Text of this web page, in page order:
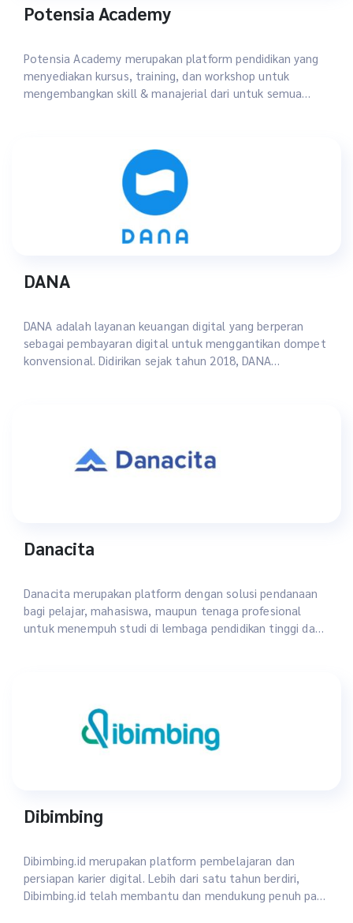
Potensia Academy
Potensia Academy merupakan platform pendidikan yang
menyediakan kursus, training, dan workshop untuk
mengembangkan skill & manajerial dari untuk semua
DANA
DANA adalah layanan keuangan digital yang berperan
sebagai pembayaran digital untuk menggantikan dompet
konvensional. Didirikan sejak tahun 2018, DANA
Danacita
Danacita merupakan platform dengan solusi pendanaan
bagi pelajar, mahasiswa, maupun tenaga profesional
untuk menempuh studi di lembaga pendidikan tinggi dan
Dibimbing
Dibimbing.id merupakan platform pembelajaran dan
persiapan karier digital. Lebih dari satu tahun berdiri,
Dibimbing.id telah membantu dan mendukung penuh para